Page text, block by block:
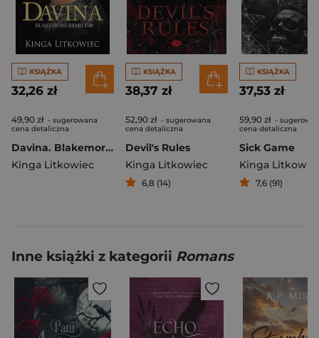
KSIĄŻKA
32,26 zł
49,90 zł - sugerowana
cena detaliczna
Davina. Blakemore Family. Tom 8
Kinga Litkowiec
KSIĄŻKA
38,37 zł
52,90 zł - sugerowana
cena detaliczna
Devil's Rules
Kinga Litkowiec
6,8 (14)
KSIĄŻKA
37,53 zł
59,90 zł -
cena detaliczna
Sick Game
Kinga
7,6 (91)
Inne książki z kategorii Romans